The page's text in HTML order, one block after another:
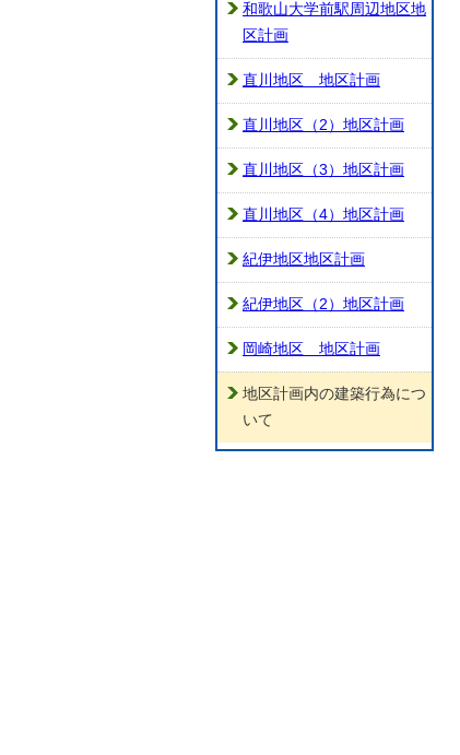
和歌山大学前駅周辺地区地
区計画
直川地区 地区計画
直川地区（2）地区計画
直川地区（3）地区計画
直川地区（4）地区計画
紀伊地区地区計画
紀伊地区（2）地区計画
岡崎地区 地区計画
地区計画内の建築行為につ
いて